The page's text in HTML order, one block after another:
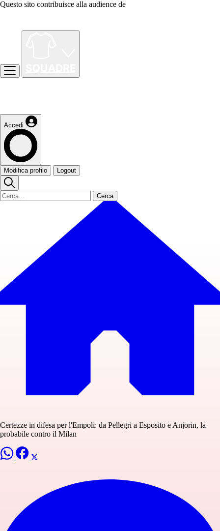
Questo sito contribuisce alla audience de
Accedi
Modifica profilo Logout
Cerca
Certezze in difesa per l'Empoli: da Pellegri a Esposito e Anjorin, la
probabile contro il Milan